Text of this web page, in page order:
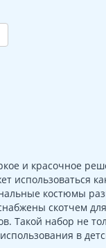
и красочное
использоваться
костюмы
скотчем
Такой набор не
в